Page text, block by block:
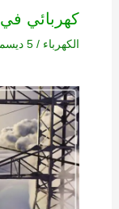
كهربائي
الكهرباء / 5 ديسمبر، 2022